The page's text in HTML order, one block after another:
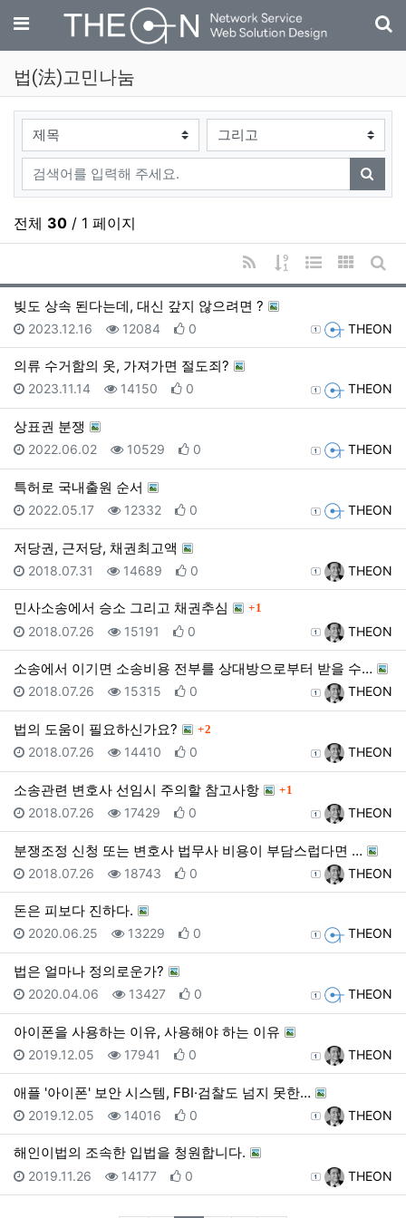
메뉴
법(法)고민나눔
검색대상
검색어
검색
전체 30 / 1 페이지
RSS
게시물 정렬
웹진 스타일
갤러리게
빚도 상속 된다는데, 대신 갚지 않으려면 ?
등록자 THEON
등록일
2023.12.16 조회
12084 추천
0
의류 수거함의 옷, 가져가면 절도죄?
등록자 THEON
등록일
2023.11.14 조회
14150 추천
0
상표권 분쟁
등록자 THEON
등록일
2022.06.02 조회
10529 추천
0
특허로 국내출원 순서
등록자 THEON
등록일
2022.05.17 조회
12332 추천
0
저당권, 근저당, 채권최고액
등록자 THEON
등록일
2018.07.31 조회
14689 추천
0
민사소송에서 승소 그리고 채권추심 댓글
1
등록자 THEON
등록일
2018.07.26 조회
15191 추천
0
소송에서 이기면 소송비용 전부를 상대방으로부터 받을 수…
등록자 THEON
등록일
2018.07.26 조회
15315 추천
0
법의 도움이 필요하신가요? 댓글
2
등록자 THEON
등록일
2018.07.26 조회
14410 추천
0
소송관련 변호사 선임시 주의할 참고사항 댓글
1
등록자 THEON
등록일
2018.07.26 조회
17429 추천
0
분쟁조정 신청 또는 변호사 법무사 비용이 부담스럽다면 …
등록자 THEON
등록일
2018.07.26 조회
18743 추천
0
돈은 피보다 진하다.
등록자 THEON
등록일
2020.06.25 조회
13229 추천
0
법은 얼마나 정의로운가?
등록자 THEON
등록일
2020.04.06 조회
13427 추천
0
아이폰을 사용하는 이유, 사용해야 하는 이유
등록자 THEON
등록일
2019.12.05 조회
17941 추천
0
애플 '아이폰' 보안 시스템, FBI·검찰도 넘지 못한…
등록자 THEON
등록일
2019.12.05 조회
14016 추천
0
해인이법의 조속한 입법을 청원합니다.
등록자 THEON
등록일
2019.11.26 조회
14177 추천
0